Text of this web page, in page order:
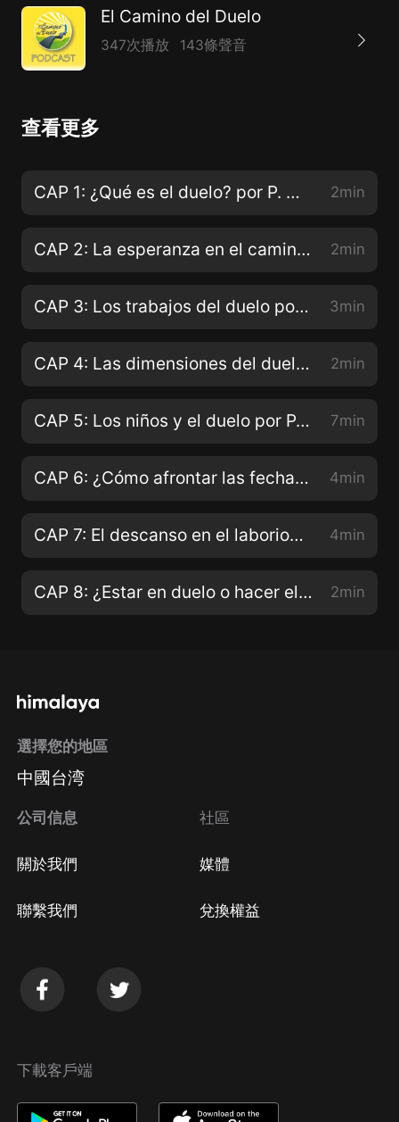
por tu confianza!El Camino del Duelo
347次播放 143條聲音
查看更多
CAP 1: ¿Qué es el duelo? por P. Mateo Bautista 2min
CAP 2: La esperanza en el camino del duelo, por José Carlos Bermejo. 2min
CAP 3: Los trabajos del duelo por José Carlos Bermejo 3min
CAP 4: Las dimensiones del duelo por P. Mateo Bautista 2min
CAP 5: Los niños y el duelo por P. Arnaldo Pangrazzi 7min
CAP 6: ¿Cómo afrontar las fechas claves? por P. Arnaldo Pangrazzi 4min
CAP 7: El descanso en el laborioso camino del duelo por P. Mateo Bautista 4min
CAP 8: ¿Estar en duelo o hacer el duelo? por P. Mateo Bautista 2min
選擇您的地區
中國台湾
公司信息
關於我們
聯繫我們
社區
媒體
兌換權益
下載客戶端